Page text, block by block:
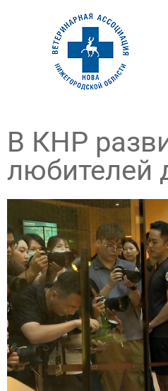
В КНР
любителей